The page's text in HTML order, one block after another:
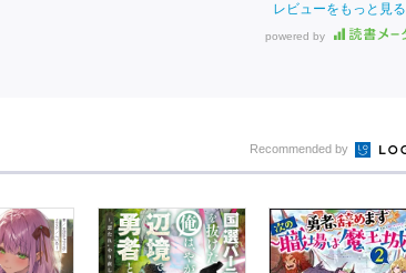
レビューをもっと見る
powered by
Recommended by